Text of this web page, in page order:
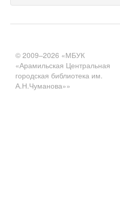
© 2009–2026 «МБУК
«Арамильская Центральная
городская библиотека им.
А.Н.Чуманова»»